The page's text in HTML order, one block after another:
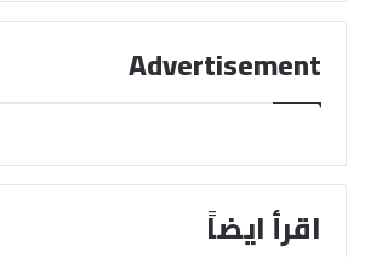
Advertisement
اقرأ ايضاً